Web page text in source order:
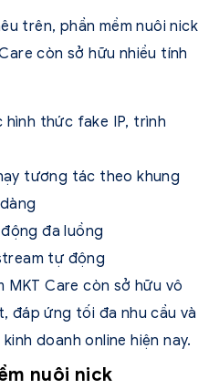
trên, phần mềm nuôi nick
còn sở hữu nhiều tính
thức fake IP, trình
tương tác theo khung
đa luồng
tự động
MKT Care còn sở hữu vô
đáp ứng tối đa nhu cầu và
doanh online hiện nay.
nuôi nick